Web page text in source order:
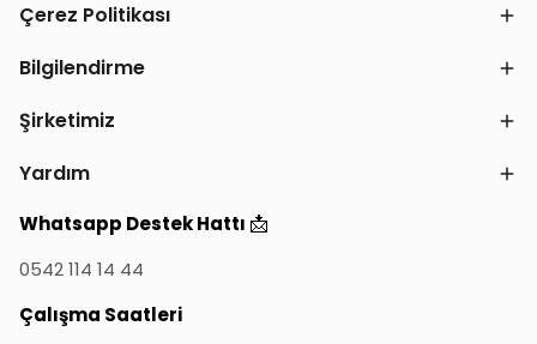
Çerez Politikası
Bilgilendirme
Şirketimiz
Yardım
Whatsapp Destek Hattı 📩
0542 114 14 44
Çalışma Saatleri